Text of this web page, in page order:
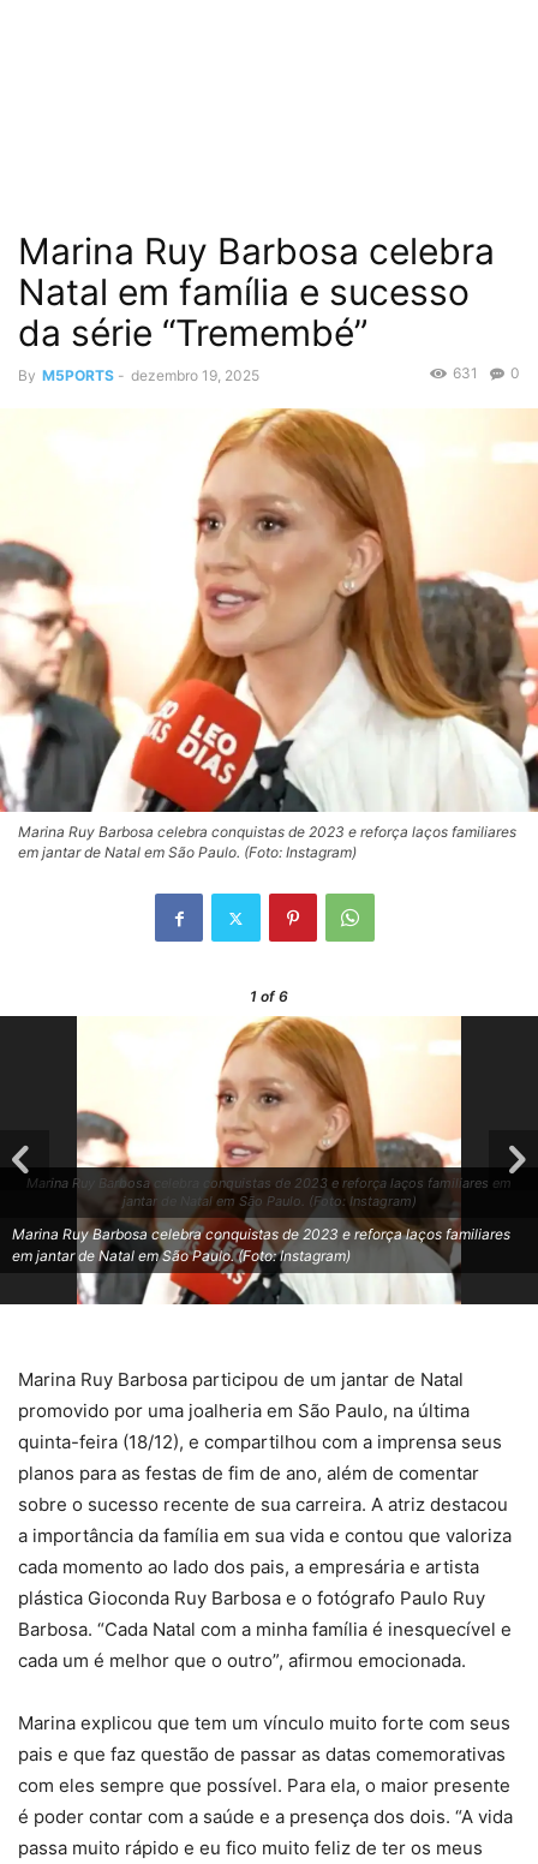
Marina Ruy Barbosa celebra
Natal em família e sucesso
da série “Tremembé”
By M5PORTS - dezembro 19, 2025 0
631
Marina Ruy Barbosa celebra conquistas de 2023 e reforça laços familiares
em jantar de Natal em São Paulo. (Foto: Instagram)
1 of 6
Marina Ruy Barbosa celebra conquistas de 2023 e reforça laços familiares em
jantar de Natal em São Paulo. (Foto: Instagram)
Marina Ruy Barbosa celebra conquistas de 2023 e reforça laços familiares
em jantar de Natal em São Paulo. (Foto: Instagram)
Marina Ruy Barbosa participou de um jantar de Natal
promovido por uma joalheria em São Paulo, na última
quinta-feira (18/12), e compartilhou com a imprensa seus
planos para as festas de fim de ano, além de comentar
sobre o sucesso recente de sua carreira. A atriz destacou
a importância da família em sua vida e contou que valoriza
cada momento ao lado dos pais, a empresária e artista
plástica Gioconda Ruy Barbosa e o fotógrafo Paulo Ruy
Barbosa. “Cada Natal com a minha família é inesquecível e
cada um é melhor que o outro”, afirmou emocionada.
Marina explicou que tem um vínculo muito forte com seus
pais e que faz questão de passar as datas comemorativas
com eles sempre que possível. Para ela, o maior presente
é poder contar com a saúde e a presença dos dois. “A vida
passa muito rápido e eu fico muito feliz de ter os meus